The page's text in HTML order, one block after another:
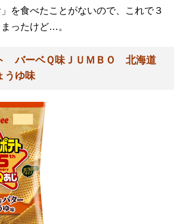
を食べたことがないので、これで３
ったけど…。
バーベＱ味ＪＵＭＢＯ 北海道
うゆ味